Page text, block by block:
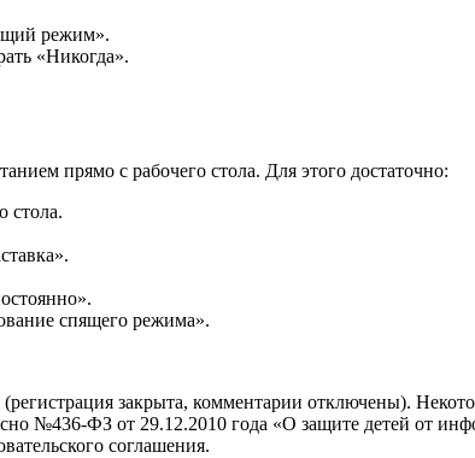
режим».
«Никогда».
прямо с рабочего стола. Для этого достаточно:
стола.
спящего режима».
закрыта, комментарии отключены).
№436-ФЗ от 29.12.2010 года «О защите детей от
соглашения.